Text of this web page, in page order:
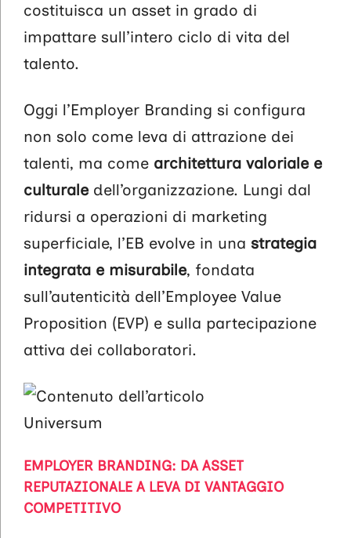
costituisca un asset in grado di
impattare sull’intero ciclo di vita del
talento.
Oggi l’Employer Branding si configura
non solo come leva di attrazione dei
talenti, ma come architettura valoriale e
culturaledell’organizzazione. Lungi dal
ridursi a operazioni di marketing
superficiale, l’EB evolve in una strategia
integrata e misurabile, fondata
sull’autenticità dell’Employee Value
Proposition (EVP) e sulla partecipazione
attiva dei collaboratori.
Universum
EMPLOYER BRANDING: DA ASSET
REPUTAZIONALE A LEVA DI VANTAGGIO
COMPETITIVO